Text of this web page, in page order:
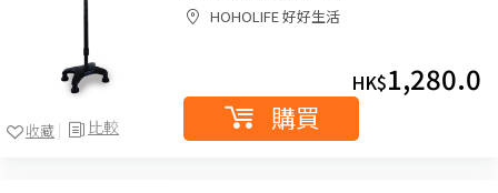
比較
收藏
HOHOLIFE 好好生活
HK$1,280.0
購買